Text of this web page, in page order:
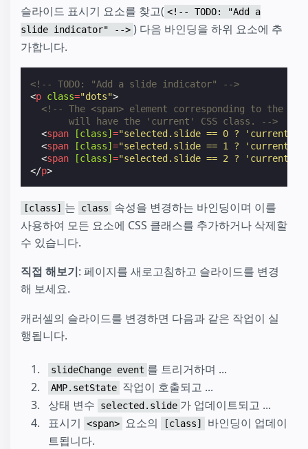
슬라이드 표시기 요소를 찾고( <!-- TODO: "Add a
slide indicator" --> ) 다음 바인딩을 하위 요소에 추
가합니다.
<!-- TODO: "Add a slide indicator" -->
<p class="dots">
<!-- The <span> element corresponding to the
       will have the 'current' CSS class. -->
<span [class]="selected.slide == 0 ? 'current'
<span [class]="selected.slide == 1 ? 'current'
<span [class]="selected.slide == 2 ? 'current'
</p>
[class] 는 class
속성을 변경하는 바인딩이며 이를
사용하여 모든 요소에 CSS 클래스를 추가하거나 삭제할
수 있습니다.
직접 해보기: 페이지를 새로고침하고 슬라이드를 변경
해 보세요.
캐러셀의 슬라이드를 변경하면 다음과 같은 작업이 실
행됩니다.
slideChange event 를 트리거하며 ...
AMP.setState 작업이 호출되고 ...
상태 변수
selected.slide 가 업데이트되고 ...
표시기
<span> 요소의 [class]
바인딩이 업데이
트됩니다.